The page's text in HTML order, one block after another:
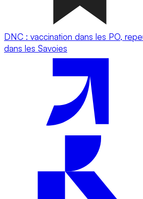
DNC : vaccination dans les PO,
dans les Savoies